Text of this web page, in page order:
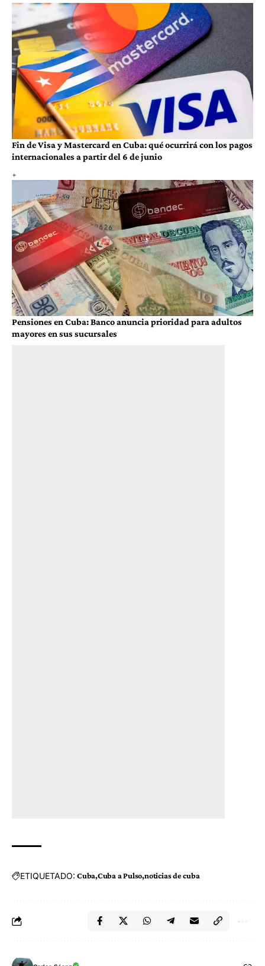
Fin de Visa y Mastercard en Cuba: qué ocurrirá con los pagos
internacionales a partir del 6 de junio
Pensiones en Cuba: Banco anuncia prioridad para adultos
mayores en sus sucursales
ETIQUETADO: Cuba Cuba a Pulso noticias de cuba